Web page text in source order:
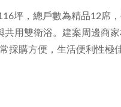
坪，總戶數為精品12席
共用雙衛浴。建案周邊商
採購方便，生活便利性極佳